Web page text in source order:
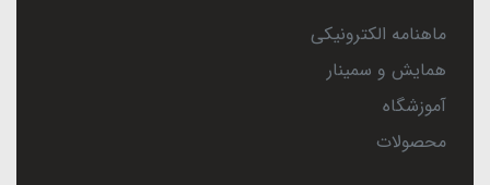
ماهنامه الکترونیکی
همایش و سمینار
آموزشگاه
محصولات